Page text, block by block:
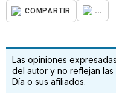
COMPARTIR ...
Las opiniones
del autor y no reflejan
Día o sus afiliados.